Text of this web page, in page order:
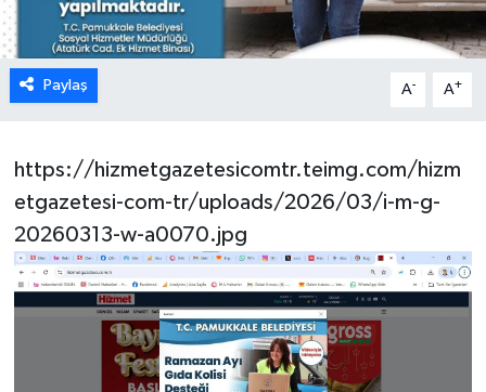
Paylaş A- A+
https://hizmetgazetesicomtr.teimg.com/hizm
etgazetesi-com-tr/uploads/2026/03/i-m-g-
20260313-w-a0070.jpg
ÖZEL HABER
DTO